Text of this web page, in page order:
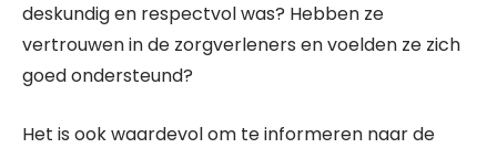
deskundig en respectvol was? Hebben ze
vertrouwen in de zorgverleners en voelden ze zich
goed ondersteund?
Het is ook waardevol om te informeren naar de